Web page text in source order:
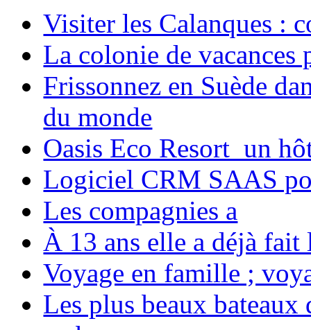
Visiter les Calanques :
La colonie de vacances
Frissonnez en Suède
du monde
Oasis Eco Resort un
Logiciel CRM SAAS
Les compagnies a
À 13 ans elle a déjà
Voyage en famille ;
Les plus beaux bateaux